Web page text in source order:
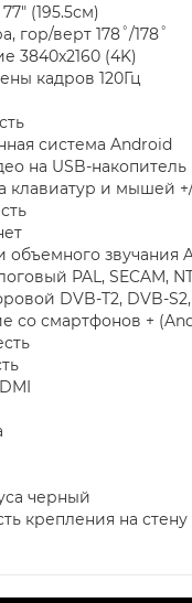
(195.5см)
гор/верт 178˚/178˚
3840x2160 (4K)
кадров 120Гц
система Android
на USB-накопитель
клавиатур и мышей
объемного звучания
PAL, SECAM,
DVB-T2, DVB-
со смартфонов +
черный
крепления на стену